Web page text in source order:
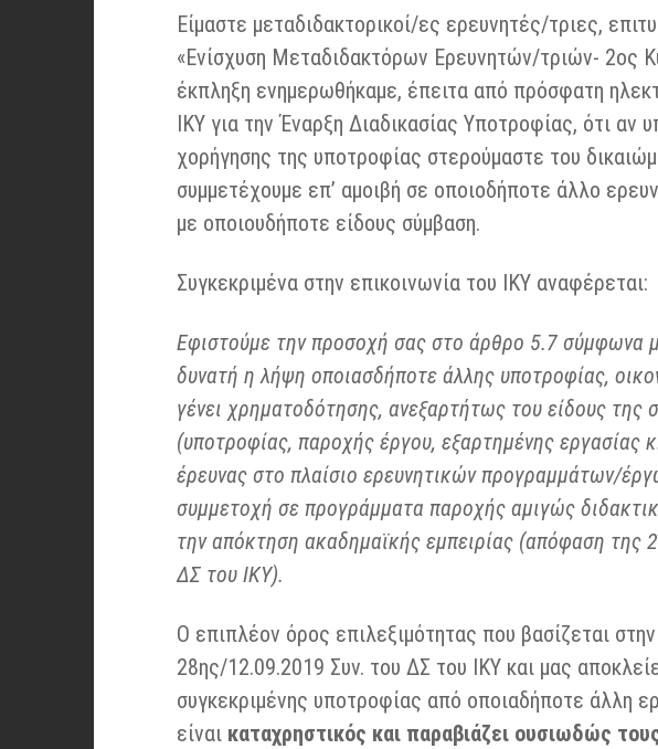
Είμαστε μεταδιδακτορικοί/ες ερευνητές/τριες,
«Ενίσχυση Μεταδιδακτόρων Ερευνητών/τριών- 2ος
έκπληξη ενημερωθήκαμε, έπειτα από πρόσφατη
ΙΚΥ για την Έναρξη Διαδικασίας Υποτροφίας, ότι αν
χορήγησης της υποτροφίας στερούμαστε του
συμμετέχουμε επ’ αμοιβή σε οποιοδήποτε άλλο
με οποιουδήποτε είδους σύμβαση.
Συγκεκριμένα στην επικοινωνία του ΙΚΥ αναφέρεται:
Εφιστούμε την προσοχή σας στο άρθρο 5.7 σύμφωνα
δυνατή η λήψη οποιασδήποτε άλλης υποτροφίας,
γένει χρηματοδότησης, ανεξαρτήτως του είδους της
(υποτροφίας, παροχής έργου, εξαρτημένης εργασίας
έρευνας στο πλαίσιο ερευνητικών προγραμμάτων/
συμμετοχή σε προγράμματα παροχής αμιγώς
την απόκτηση ακαδημαϊκής εμπειρίας (απόφαση της
ΔΣ του ΙΚΥ).
Ο επιπλέον όρος επιλεξιμότητας που βασίζεται
28ης/12.09.2019 Συν. του ΔΣ του ΙΚΥ και μας
συγκεκριμένης υποτροφίας από οποιαδήποτε άλλη
είναι καταχρηστικός και παραβιάζει ουσιωδώς